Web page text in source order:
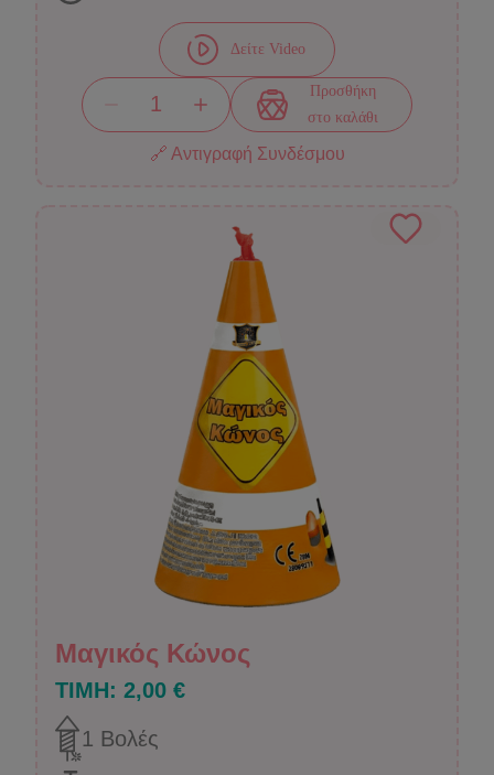
Δείτε Video
Προσθήκη
στο καλάθι
🔗 Αντιγραφή Συνδέσμου
Μαγικός Κώνος
ΤΙΜΗ: 2,00 €
1 Βολές